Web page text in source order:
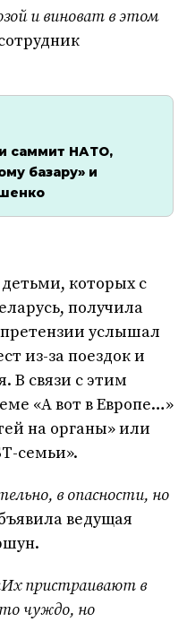
и виноват в этом
саммит НАТО,
базару» и
которых с
получила
услышал
из-за поездок и
В связи с этим
«А вот в Европе…»
на органы» или
семьи».
в опасности, но
ведущая
Их пристраивают в
чуждо, но